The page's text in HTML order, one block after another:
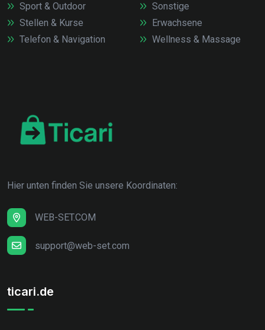
Sport & Outdoor
Stellen & Kurse
Telefon & Navigation
Sonstige
Erwachsene
Wellness & Massage
Hier unten finden Sie unsere Koordinaten:
WEB-SET.COM
support@web-set.com
ticari.de